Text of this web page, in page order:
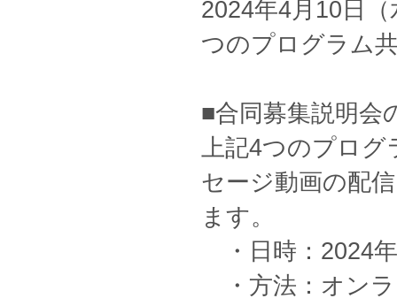
2024年4月10日
つのプログラム
■合同募集説明会
上記4つのプログ
セージ動画の配
ます。
・日時：2024
・方法：オン